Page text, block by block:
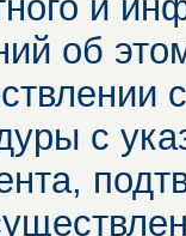
об
с